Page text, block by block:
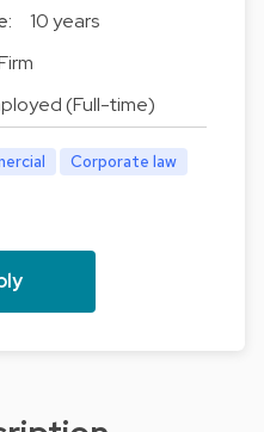
10 years
(Full-time)
Corporate law